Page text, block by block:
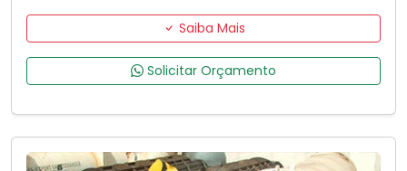
Saiba Mais
Solicitar Orçamento